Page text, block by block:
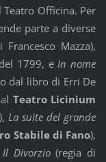
Officina. Per
parte a diverse
Francesco Mazza),
1799, e In nome
dal libro di Erri De
Teatro Licinium
La suite del grande
Stabile di Fano),
Il Divorzio(regia di